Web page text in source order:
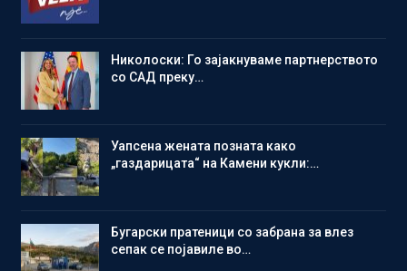
Николоски: Го зајакнуваме партнерството
со САД преку…
Уапсена жената позната како
„газдарицата“ на Камени кукли:…
Бугарски пратеници со забрана за влез
сепак се појавиле во…